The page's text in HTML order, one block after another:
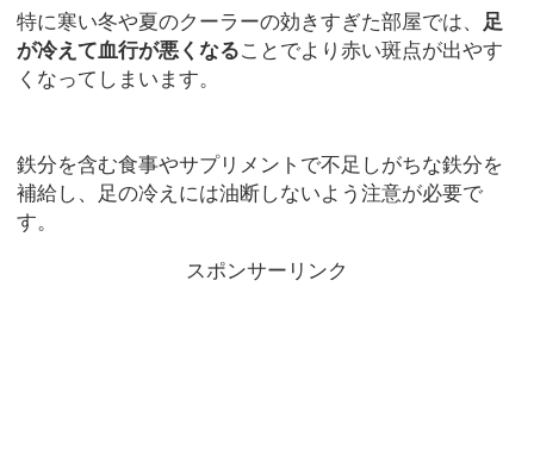
特に寒い冬や夏のクーラーの効きすぎた部屋では、 足
が冷えて血行が悪くなることでより赤い斑点が出やす
くなってしまいます。
鉄分を含む食事やサプリメントで不足しがちな鉄分を
補給し、足の冷えには油断しないよう注意が必要で
す。
スポンサーリンク